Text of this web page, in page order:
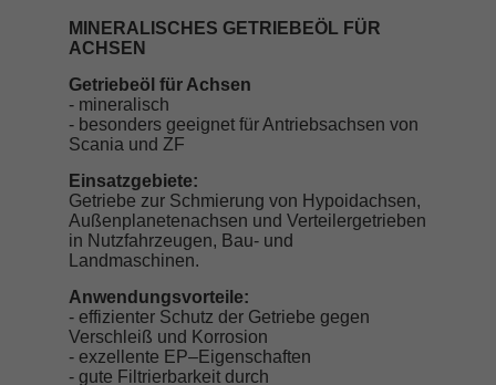
MINERALISCHES GETRIEBEÖL FÜR
ACHSEN
Getriebeöl für Achsen
- mineralisch
- besonders geeignet für Antriebsachsen von
Scania und ZF
Einsatzgebiete:
Getriebe zur Schmierung von Hypoidachsen,
Außenplanetenachsen und Verteilergetrieben
in Nutzfahrzeugen, Bau- und
Landmaschinen.
Anwendungsvorteile:
- effizienter Schutz der Getriebe gegen
Verschleiß und Korrosion
- exzellente EP–Eigenschaften
- gute Filtrierbarkeit durch